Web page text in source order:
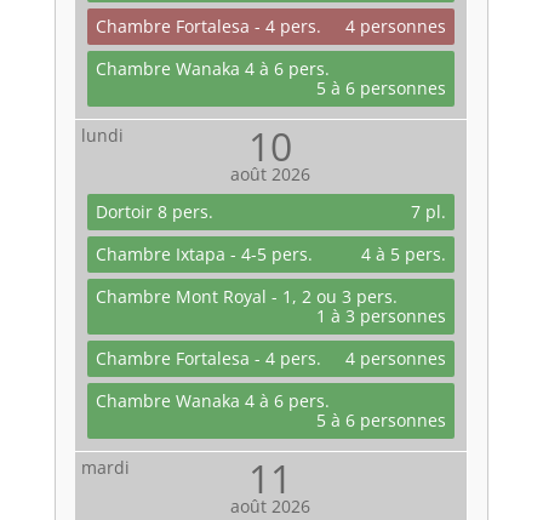
Chambre Fortalesa - 4 pers.
4 personnes
Chambre Wanaka 4 à 6 pers.
5 à 6 personnes
lundi 10
août 2026
Dortoir 8 pers.
7 pl.
Chambre Ixtapa - 4-5 pers.
4 à 5 pers.
Chambre Mont Royal - 1, 2 ou 3 pers.
1 à 3 personnes
Chambre Fortalesa - 4 pers.
4 personnes
Chambre Wanaka 4 à 6 pers.
5 à 6 personnes
mardi 11
août 2026